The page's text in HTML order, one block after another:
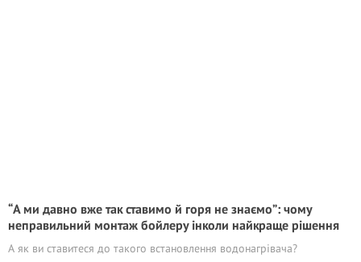
“А ми давно вже так ставимо й горя не знаємо”: чому
неправильний монтаж бойлеру інколи найкраще рішення
А як ви ставитеся до такого встановлення водонагрівача?